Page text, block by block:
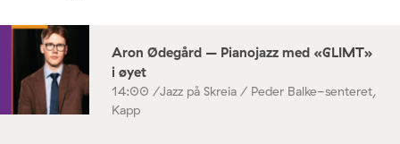
Aron Ødegård – Pianojazz med «GLIMT»
i øyet
14:00 /Jazz på Skreia / Peder Balke-senteret,
Kapp